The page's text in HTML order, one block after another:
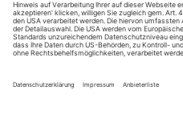
Solokarriere: Er gab für uns
warf er sich vor allem
erklärtes Lieblingsstück
einem breiteren...